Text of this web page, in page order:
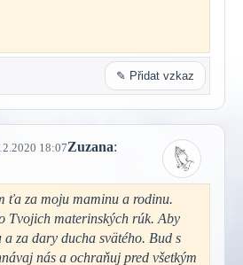
✎ Přidat vzkaz
18:07Zuzana:
ťa za moju maminu a rodinu.
Tvojich materinských rúk. Aby
za dary ducha svätého. Bud s
nás a ochraňuj pred všetkým